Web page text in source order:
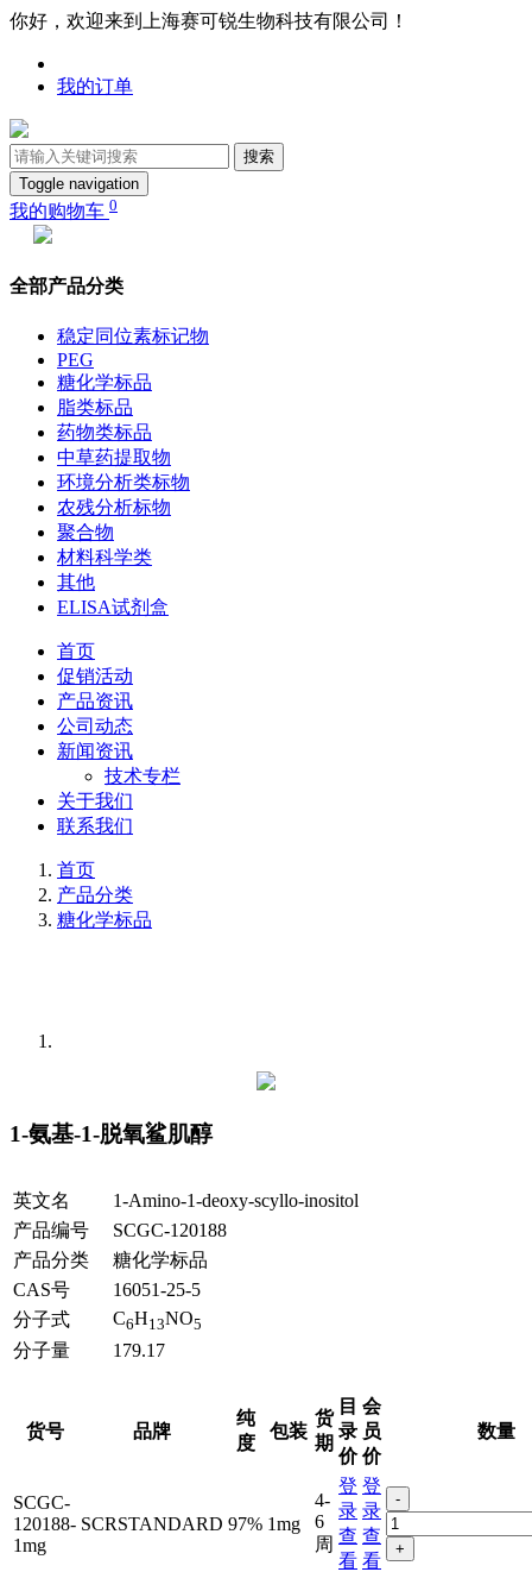
你好，欢迎来到上海赛可锐生物科技有限公司！
我的订单
搜索
Toggle navigation
我的购物车 0
全部产品分类
稳定同位素标记物
PEG
糖化学标品
脂类标品
药物类标品
中草药提取物
环境分析类标物
农残分析标物
聚合物
材料科学类
其他
ELISA试剂盒
首页
促销活动
产品资讯
公司动态
新闻资讯
技术专栏
关于我们
联系我们
首页
产品分类
糖化学标品
1-氨基-1-脱氧鲨肌醇
英文名
1-Amino-1-deoxy-scyllo-inositol
产品编号
SCGC-120188
产品分类
糖化学标品
CAS号
16051-25-5
分子式
C6H13NO5
分子量 179.17
货号 品牌
纯
度
包装
货
期
目
录
价
会
员
价
数量
SCGC-
120188-
1mg
SCRSTANDARD 97% 1mg
4-
6
周
登
录
查
看
登
录
查
看
-
+